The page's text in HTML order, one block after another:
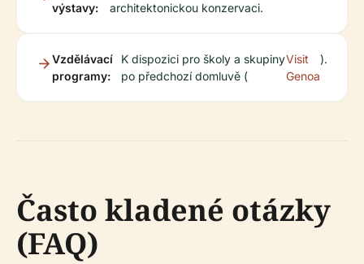
výstavy:
architektonickou konzervaci.
Vzdělávací
programy:
K dispozici pro školy a skupiny
po předchozí domluvě (
Visit
Genoa
).
Často kladené otázky
(FAQ)